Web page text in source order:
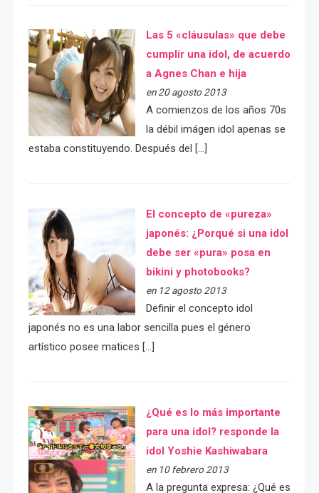
Las 5 «cláusulas» que debe
cumplir una idol, de acuerdo
a Agnes Chan e hija
en 20 agosto 2013
A comienzos de los años 70s
la débil imágen idol apenas se
estaba constituyendo. Después del […]
El concepto de «pureza»
japonés: ¿Porqué si una idol
debe ser «pura» posa en
bikini y photobooks?
en 12 agosto 2013
Definir el concepto idol
japonés no es una labor sencilla pues el género
artístico posee matices […]
¿Qué es lo más importante
para una idol? responde la
idol Yoshie Kashiwabara
en 10 febrero 2013
A la pregunta expresa: ¿Qué es